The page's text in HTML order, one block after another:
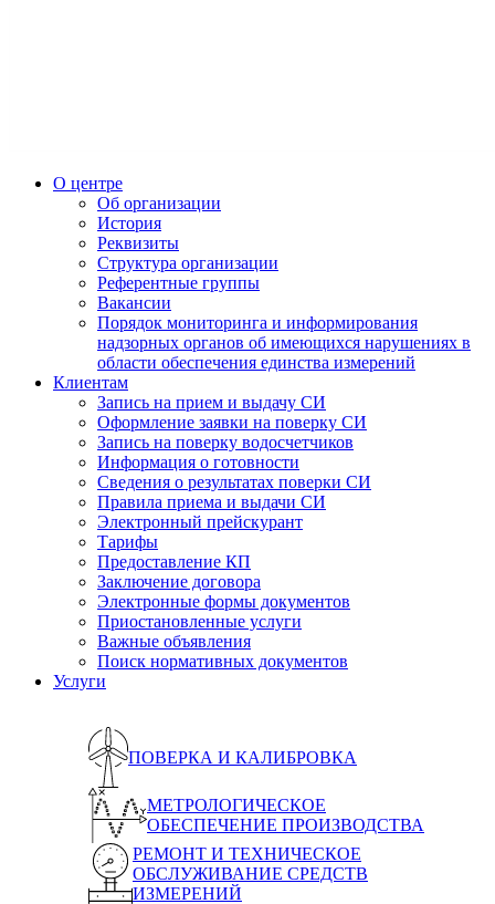
О центре
Об организации
История
Реквизиты
Структура организации
Референтные группы
Вакансии
Порядок мониторинга и информирования
надзорных органов об имеющихся нарушениях в
области обеспечения единства измерений
Клиентам
Запись на прием и выдачу СИ
Оформление заявки на поверку СИ
Запись на поверку водосчетчиков
Информация о готовности
Сведения о результатах поверки СИ
Правила приема и выдачи СИ
Электронный прейскурант
Тарифы
Предоставление КП
Заключение договора
Электронные формы документов
Приостановленные услуги
Важные объявления
Поиск нормативных документов
Услуги
ПОВЕРКА И КАЛИБРОВКА
МЕТРОЛОГИЧЕСКОЕ
ОБЕСПЕЧЕНИЕ ПРОИЗВОДСТВА
РЕМОНТ И ТЕХНИЧЕСКОЕ
ОБСЛУЖИВАНИЕ СРЕДСТВ
ИЗМЕРЕНИЙ